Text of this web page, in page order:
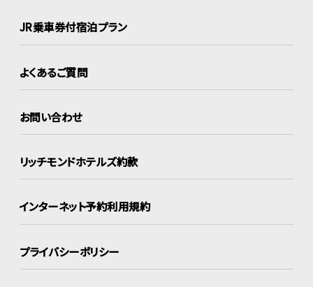
JR乗車券付宿泊プラン
よくあるご質問
お問い合わせ
リッチモンドホテルズ約款
インターネット予約利用規約
プライバシーポリシー